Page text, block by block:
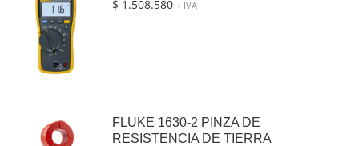
$ 1.508.580 + IVA
FLUKE 1630-2 PINZA DE
RESISTENCIA DE TIERRA